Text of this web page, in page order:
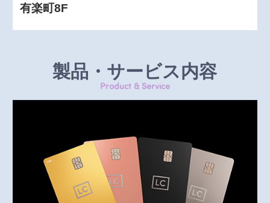
有楽町8F
製品・サービス内容
Product & Service